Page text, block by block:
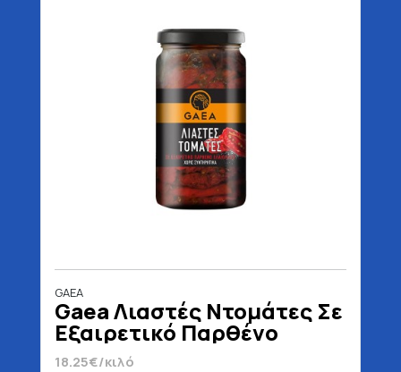
GAEA
Gaea Λιαστές Ντομάτες Σε
Εξαιρετικό Παρθένο
Ελαιόλαδο 240 gr
18.25€/κιλό